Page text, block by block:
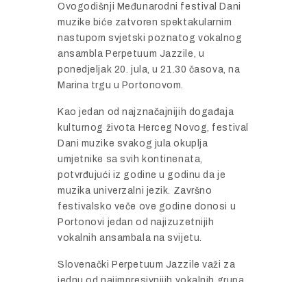
Ovogodišnji Međunarodni festival Dani
muzike biće zatvoren spektakularnim
nastupom svjetski poznatog vokalnog
ansambla Perpetuum Jazzile, u
ponedjeljak 20. jula, u 21.30 časova, na
Marina trgu u Portonovom.
Kao jedan od najznačajnijih događaja
kulturnog života Herceg Novog, festival
Dani muzike svakog jula okuplja
umjetnike sa svih kontinenata,
potvrđujući iz godine u godinu da je
muzika univerzalni jezik. Završno
festivalsko veče ove godine donosi u
Portonovi jedan od najizuzetnijih
vokalnih ansambala na svijetu.
Slovenački Perpetuum Jazzile važi za